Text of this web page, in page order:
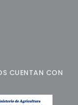
CUENTAN CON